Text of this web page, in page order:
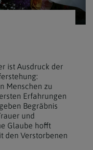
ist Ausdruck der
Menschen zu
Erfahrungen
Begräbnis
und
Glaube hofft
den Verstorbenen